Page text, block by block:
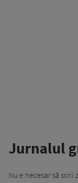
Jurnalul
Nu e necesar să